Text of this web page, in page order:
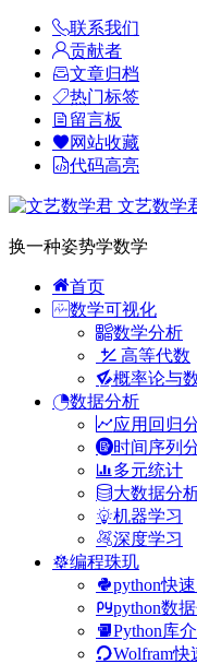
联系我们
贡献者
文章归档
热门标签
留言板
网站收藏
代码高亮
文艺数学
换一种姿势学数学
首页
数学可视化
数学分析
高等代数
概率论与
数据分析
应用回归
时间序列
多元统计
大数据分
机器学习
深度学习
编程珠玑
python快
python数
Python库
Wolfram快